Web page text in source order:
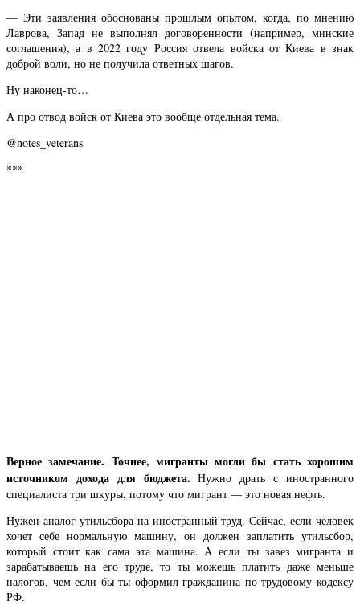
— Эти заявления обоснованы прошлым опытом, когда, по мнению
Лаврова, Запад не выполнял договоренности (например, минские
соглашения), а в 2022 году Россия отвела войска от Киева в знак
доброй воли, но не получила ответных шагов.
Ну наконец-то…
А про отвод войск от Киева это вообще отдельная тема.
@notes_veterans
***
Верное замечание. Точнее, мигранты могли бы стать хорошим
источником дохода для бюджета. Нужно драть с иностранного
специалиста три шкуры, потому что мигрант — это новая нефть.
Нужен аналог утильсбора на иностранный труд. Сейчас, если человек
хочет себе нормальную машину, он должен заплатить утильсбор,
который стоит как сама эта машина. А если ты завез мигранта и
зарабатываешь на его труде, то ты можешь платить даже меньше
налогов, чем если бы ты оформил гражданина по трудовому кодексу
РФ.